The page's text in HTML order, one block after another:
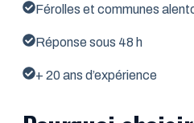
Férolles et communes
Réponse sous 48 h
+ 20 ans d’expérience